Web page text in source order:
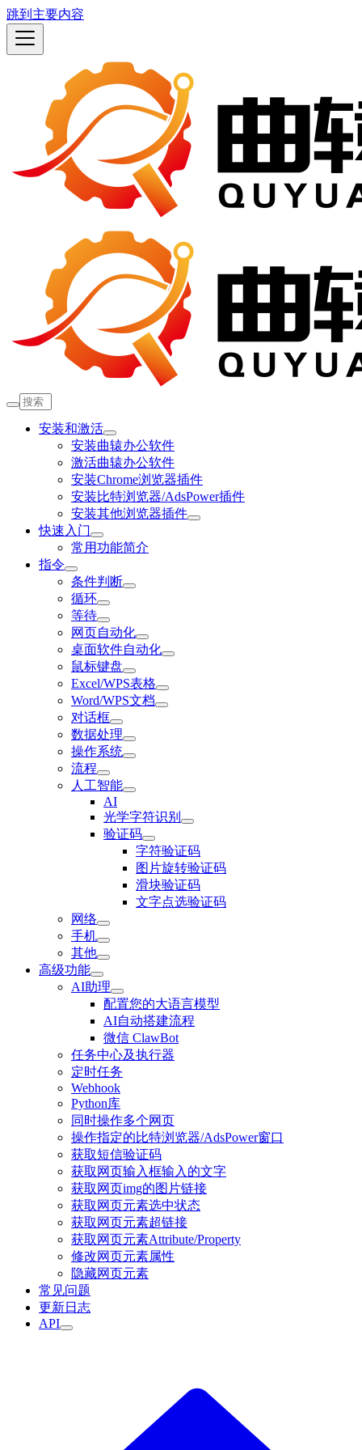
跳到主要内容
安装和激活
安装曲辕办公软件
激活曲辕办公软件
安装Chrome浏览器插件
安装比特浏览器/AdsPower插件
安装其他浏览器插件
快速入门
常用功能简介
指令
条件判断
循环
等待
网页自动化
桌面软件自动化
鼠标键盘
Excel/WPS表格
Word/WPS文档
对话框
数据处理
操作系统
流程
人工智能
AI
光学字符识别
验证码
字符验证码
图片旋转验证码
滑块验证码
文字点选验证码
网络
手机
其他
高级功能
AI助理
配置您的大语言模型
AI自动搭建流程
微信 ClawBot
任务中心及执行器
定时任务
Webhook
Python库
同时操作多个网页
操作指定的比特浏览器/AdsPower窗口
获取短信验证码
获取网页输入框输入的文字
获取网页img的图片链接
获取网页元素选中状态
获取网页元素超链接
获取网页元素Attribute/Property
修改网页元素属性
隐藏网页元素
常见问题
更新日志
API